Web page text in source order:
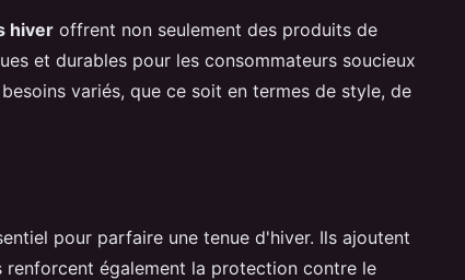
hiver offrent non seulement des produits de
et durables pour les consommateurs soucieux
variés, que ce soit en termes de style, de
pour parfaire une tenue d'hiver. Ils ajoutent
renforcent également la protection contre le